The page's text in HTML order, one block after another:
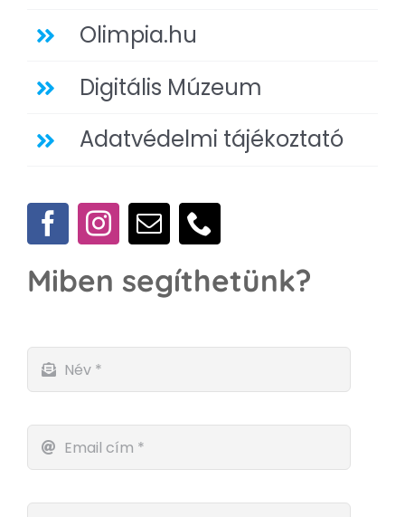
Olimpia.hu
Digitális Múzeum
Adatvédelmi tájékoztató
Miben segíthetünk?